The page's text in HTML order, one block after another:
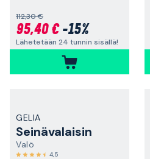
112,30 €
95,40 €-15%
Lähetetään 24 tunnin sisällä!
GELIA
Seinävalaisin
Valö
4,5